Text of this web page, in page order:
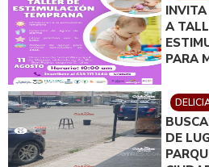
INVITA
A
PARA
DE